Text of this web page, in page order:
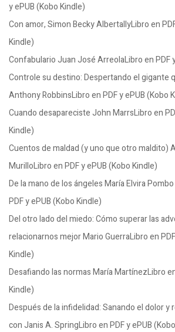
y ePUB (Kobo Kindle)
Con amor, Simon Becky AlbertallyLibro en
Kindle)
Confabulario Juan José ArreolaLibro en PDF
Controle su destino: Despertando el gigante
Anthony RobbinsLibro en PDF y ePUB (Kobo
Cuando desapareciste John MarrsLibro en
Kindle)
Cuentos de maldad (y uno que otro maldito)
MurilloLibro en PDF y ePUB (Kobo Kindle)
De la mano de los ángeles María Elvira
PDF y ePUB (Kobo Kindle)
Del otro lado del miedo: Cómo superar las
relacionarnos mejor Mario GuerraLibro en
Kindle)
Desafiando las normas María MartínezLibro
Kindle)
Después de la infidelidad: Sanando el dolor y
con Janis A. SpringLibro en PDF y ePUB